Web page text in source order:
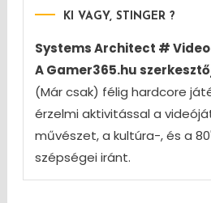
KI VAGY, STINGER ?
Systems Architect #
A Gamer365.hu
(Már csak) félig hardcore
érzelmi aktivitással a
művészet, a kultúra-, és a
szépségei iránt.